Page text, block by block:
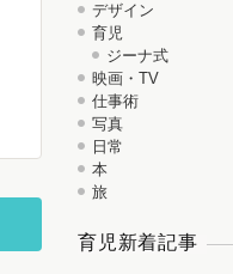
デザイン
育児
ジーナ式
映画・TV
仕事術
写真
日常
本
旅
育児新着記事